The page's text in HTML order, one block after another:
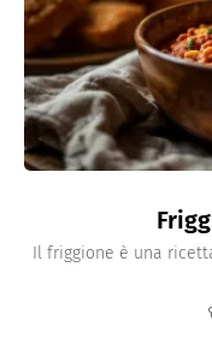
Il friggione è una